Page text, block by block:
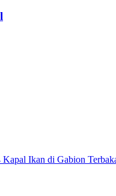
Ikan di Gabion